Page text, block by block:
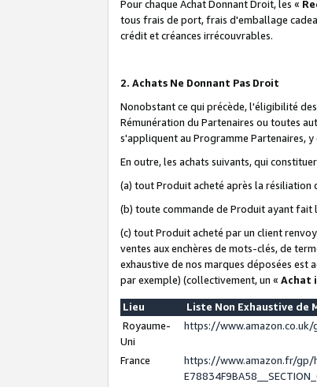
Pour chaque Achat Donnant Droit, les «
tous frais de port, frais d'emballage
crédit et créances irrécouvrables.
2. Achats Ne Donnant Pas Droit
Nonobstant ce qui précède, l'éligibilité
Rémunération du Partenaires ou toutes
s'appliquent au Programme Partenaires,
En outre, les achats suivants, qui
(a) tout Produit acheté après la résiliation
(b) toute commande de Produit ayant
(c) tout Produit acheté par un client
ventes aux enchères de mots-clés, de
exhaustive de nos marques déposées est
par exemple) (collectivement, un « Achat
Lieu
Liste Non Exhaustive de
Royaume-
Uni
https://
France
https://www.amazon.fr/gp/